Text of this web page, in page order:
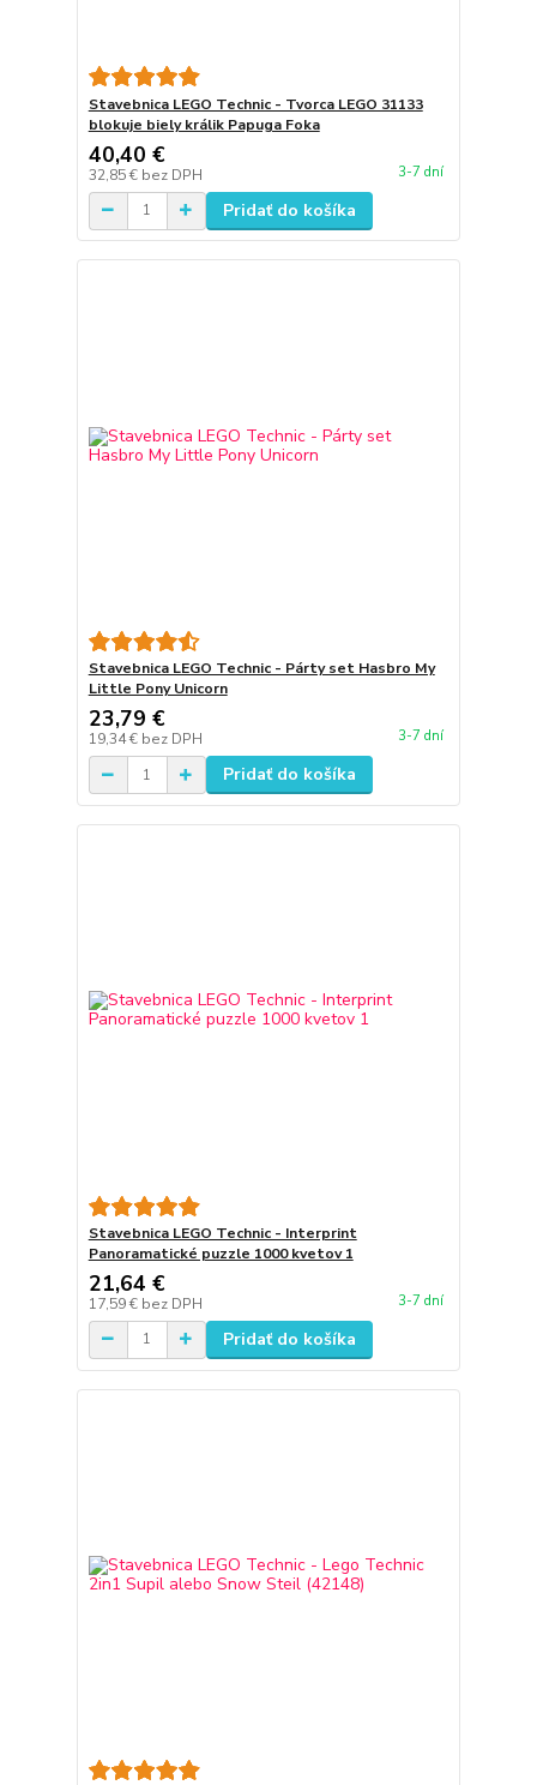
Stavebnica LEGO Technic - Tvorca LEGO 31133
blokuje biely králik Papuga Foka
40,40 €
32,85 € bez DPH 3-7 dní
Pridať do košíka
Stavebnica LEGO Technic - Párty set Hasbro My
Little Pony Unicorn
23,79 €
19,34 € bez DPH 3-7 dní
Pridať do košíka
Stavebnica LEGO Technic - Interprint
Panoramatické puzzle 1000 kvetov 1
21,64 €
17,59 € bez DPH 3-7 dní
Pridať do košíka